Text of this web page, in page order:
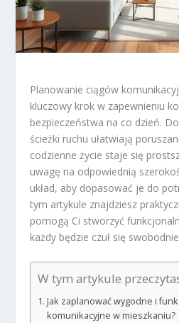
Planowanie ciągów
kluczowy krok w zapewnieniu
bezpieczeństwa na co dzień.
ścieżki ruchu ułatwiają
codzienne życie staje się
uwagę na odpowiednią
układ, aby dopasować je do
tym artykule znajdziesz
pomogą Ci stworzyć
każdy będzie czuł się
W tym artykule
Jak zaplanować wygodne i
komunikacyjne w mieszkaniu?